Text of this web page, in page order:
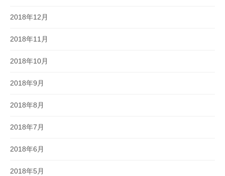
2018年12月
2018年11月
2018年10月
2018年9月
2018年8月
2018年7月
2018年6月
2018年5月